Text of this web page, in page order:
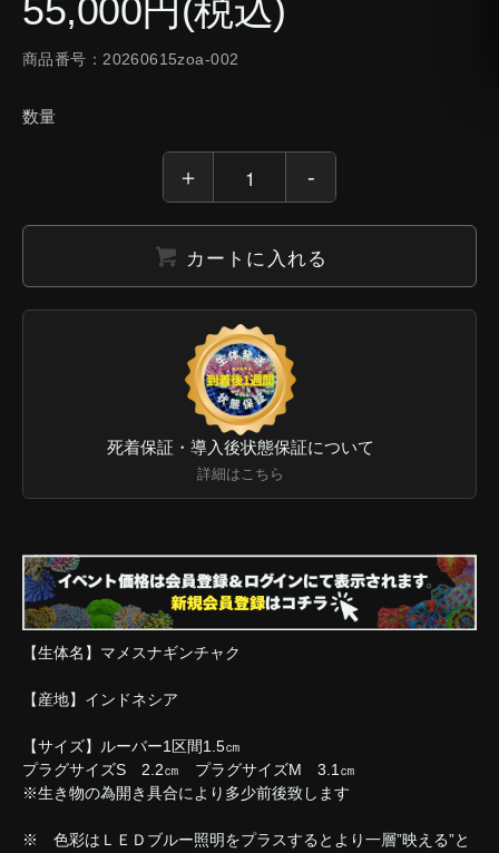
55,000円(税込)
商品番号：20260615zoa-002
数量
カートに入れる
死着保証・導入後状態保証について
詳細はこちら
【生体名】マメスナギンチャク
【産地】インドネシア
【サイズ】ルーバー1区間1.5㎝
プラグサイズS 2.2㎝ プラグサイズM 3.1㎝
※生き物の為開き具合により多少前後致します
※ 色彩はＬＥＤブルー照明をプラスするとより一層”映える”と